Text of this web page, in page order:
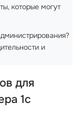
которые могут
и
для
1с